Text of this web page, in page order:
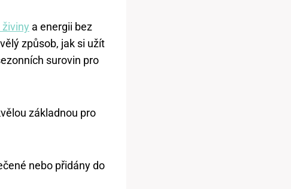
a energii bez
způsob, jak si užít
surovin pro
základnou pro
nebo přidány do